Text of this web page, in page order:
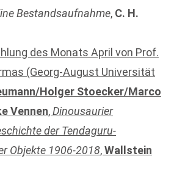
Bestandsaufnahme, C. H.
des Monats April von Prof.
(Georg-August Universität
Holger Stoecker/Marco
Vennen,Dinousaurier
der Tendaguru-
Objekte 1906-2018,Wallstein